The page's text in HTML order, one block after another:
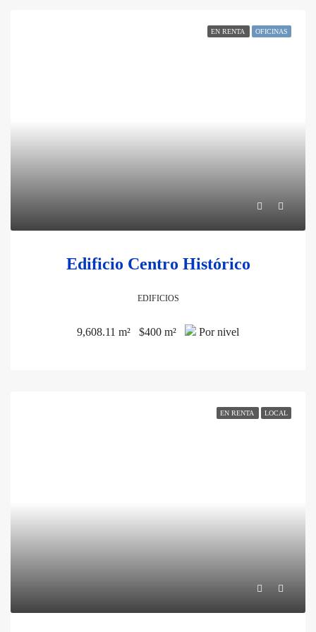
EN RENTA OFICINAS
Edificio Centro Histórico
EDIFICIOS
9,608.11 m² $400 m² Por nivel
EN RENTA LOCAL